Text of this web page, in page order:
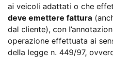
ai veicoli adattati o che
deve emettere fattura
dal cliente), con
operazione effettuata ai
della legge n. 449/97,